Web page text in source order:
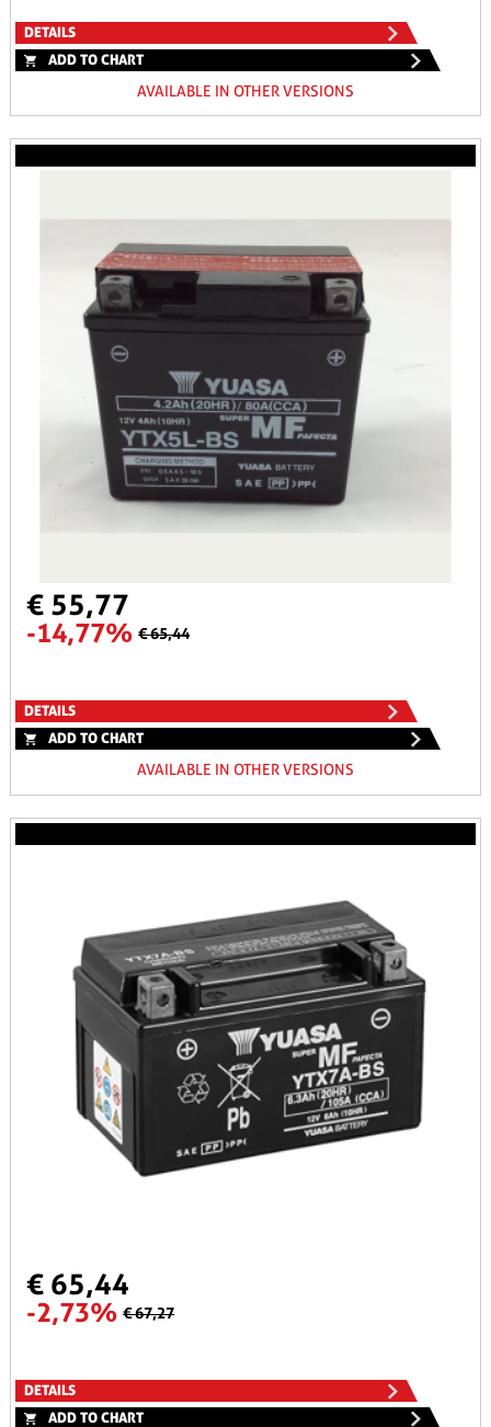
DETAILS
ADD TO CHART
AVAILABLE IN OTHER VERSIONS
€ 55,77
-14,77% € 65,44
DETAILS
ADD TO CHART
AVAILABLE IN OTHER VERSIONS
€ 65,44
-2,73% € 67,27
DETAILS
ADD TO CHART